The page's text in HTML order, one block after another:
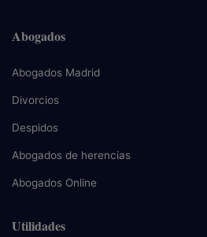
Abogados
Abogados Madrid
Divorcios
Despidos
Abogados de herencias
Abogados Online
Utilidades